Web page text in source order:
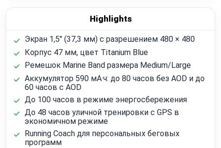
Highlights
Экран 1,5" (37,3 мм) с разрешением 480 × 480
Корпус 47 мм, цвет Titanium Blue
Ремешок Marine Band размера Medium/Large
Аккумулятор 590 мА·ч: до 80 часов без AOD и до
60 часов с AOD
До 100 часов в режиме энергосбережения
До 48 часов уличной тренировки с GPS в
экономичном режиме
Running Coach для персональных беговых
программ